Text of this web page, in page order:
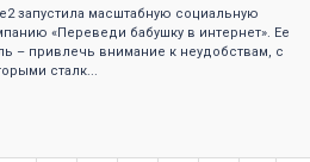
запустила масштабную социальную
«Переведи бабушку в интернет». Ее
– привлечь внимание к неудобствам, с
сталк...